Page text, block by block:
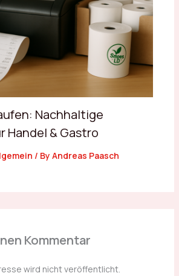
Nachhaltige
Handel & Gastro
/ By Andreas Paasch
Kommentar
wird nicht veröffentlicht.